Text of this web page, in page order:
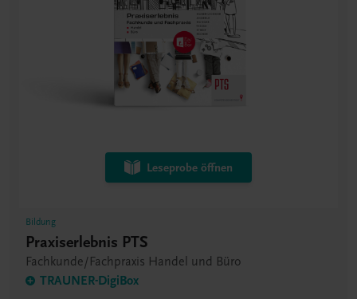
Leseprobe öffnen
Bildung
Praxiserlebnis PTS
Fachkunde/Fachpraxis Handel und Büro
TRAUNER-DigiBox